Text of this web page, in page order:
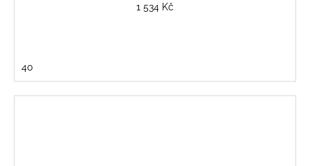
1 534 Kč
40